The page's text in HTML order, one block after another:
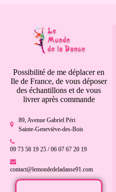
Possibilité de me déplacer en
Ile de France, de vous déposer
des échantillons et de vous
livrer après commande
89, Avenue Gabriel Péri
Sainte-Geneviève-des-Bois
09 73 58 19 25 / 06 07 67 20 19
contact@lemondedeladanse91.com